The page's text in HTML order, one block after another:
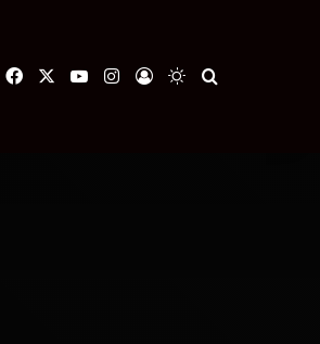
FacebookYouTubeInstagram
Iniciar Sesión
Switch skin